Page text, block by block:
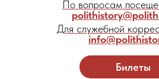
Билеты
По вопросам
Для служебной